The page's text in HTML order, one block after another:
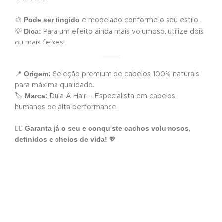
🎨 Pode ser tingido e modelado conforme o seu estilo.
💡 Dica: Para um efeito ainda mais volumoso, utilize dois
ou mais feixes!
📍 Origem: Seleção premium de cabelos 100% naturais
para máxima qualidade.
🏷 Marca: Dula A Hair – Especialista em cabelos
humanos de alta performance.
💁‍♀️ Garanta já o seu e conquiste cachos volumosos,
definidos e cheios de vida! 💖